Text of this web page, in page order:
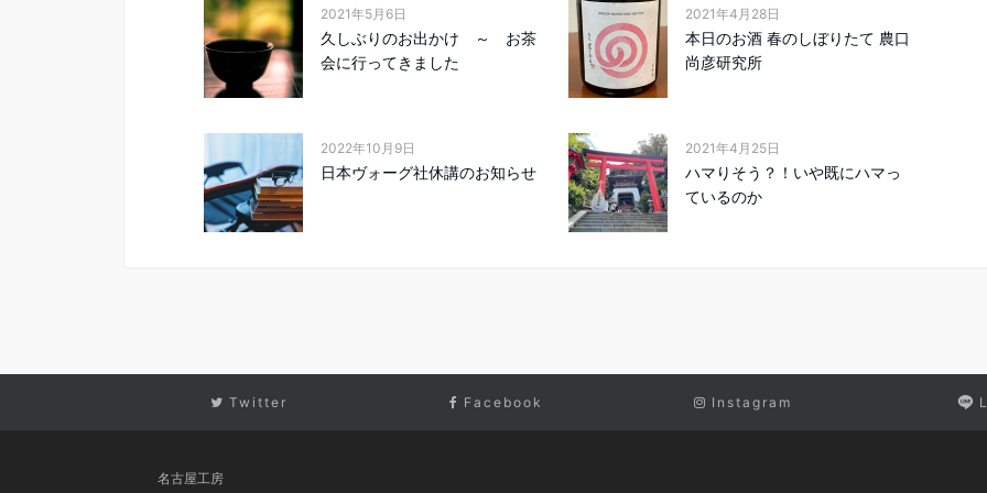
2021年5月6日
久しぶりのお出かけ ～ お茶
会に行ってきました
2021年4月28日
本日のお酒 春のしぼりたて 農口
尚彦研究所
2022年10月9日
日本ヴォーグ社休講のお知らせ
2021年4月25日
ハマりそう？！いや既にハマっ
ているのか
Twitter Facebook Instagram
名古屋工房